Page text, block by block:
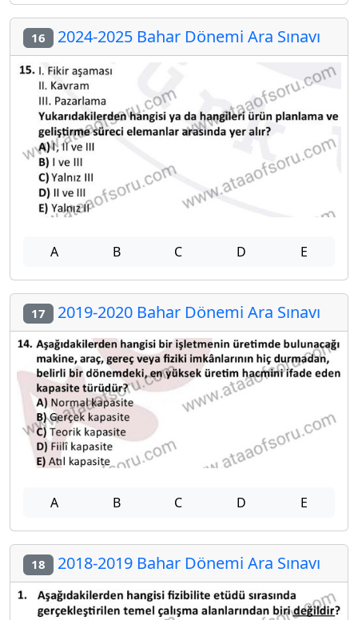
16 2024-2025 Bahar Dönemi Ara Sınavı
A B C D E
17 2019-2020 Bahar Dönemi Ara Sınavı
A B C D E
18 2018-2019 Bahar Dönemi Ara Sınavı